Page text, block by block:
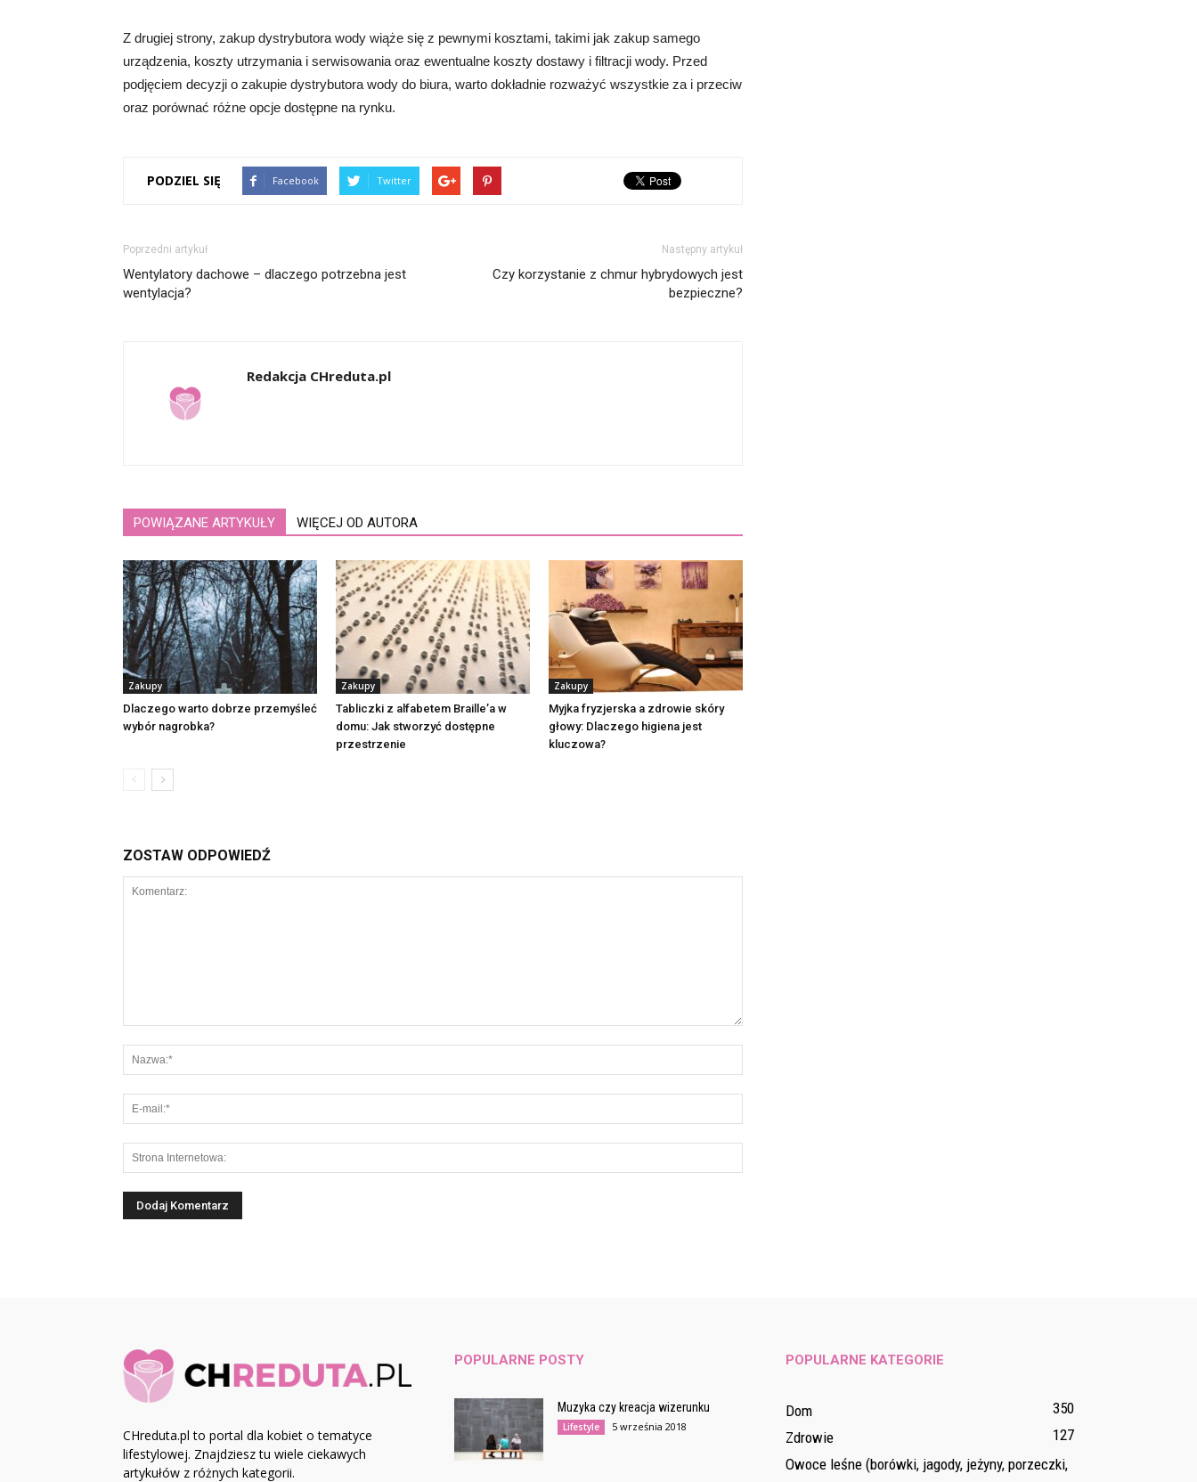
Z drugiej strony, zakup dystrybutora wody wiąże się z pewnymi kosztami, takimi jak zakup samego
urządzenia, koszty utrzymania i serwisowania oraz ewentualne koszty dostawy i filtracji wody. Przed
podjęciem decyzji o zakupie dystrybutora wody do biura, warto dokładnie rozważyć wszystkie za i przeciw
oraz porównać różne opcje dostępne na rynku.
PODZIEL SIĘ Facebook Twitter
Poprzedni artykuł
Wentylatory dachowe – dlaczego potrzebna jest
wentylacja?
Następny artykuł
Czy korzystanie z chmur hybrydowych jest
bezpieczne?
Redakcja CHreduta.pl
POWIĄZANE ARTYKUŁY WIĘCEJ OD AUTORA
Zakupy
Dlaczego warto dobrze przemyśleć
wybór nagrobka?
Zakupy
Tabliczki z alfabetem Braille’a w
domu: Jak stworzyć dostępne
przestrzenie
Zakupy
Myjka fryzjerska a zdrowie skóry
głowy: Dlaczego higiena jest
kluczowa?
ZOSTAW ODPOWIEDŹ
CHreduta.pl to portal dla kobiet o tematyce
lifestylowej. Znajdziesz tu wiele ciekawych
artykułów z różnych kategorii.
POPULARNE POSTY
Muzyka czy kreacja wizerunku
Lifestyle 5 września 2018
POPULARNE KATEGORIE
Dom
350
Zdrowie
127
Owoce leśne (borówki, jagody, jeżyny, porzeczki,